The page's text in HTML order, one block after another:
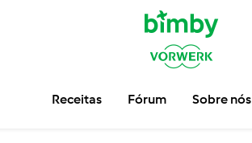
Receitas Fórum Sobre nós